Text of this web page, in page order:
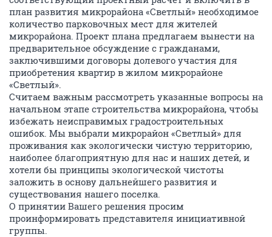
план развития микрорайона «Светлый» необходимое
количество парковочных мест для жителей
микрорайона. Проект плана предлагаем вынести на
предварительное обсуждение с гражданами,
заключившими договоры долевого участия для
приобретения квартир в жилом микрорайоне
«Светлый».
Считаем важным рассмотреть указанные вопросы на
начальном этапе строительства микрорайона, чтобы
избежать неисправимых градостроительных
ошибок. Мы выбрали микрорайон «Светлый» для
проживания как экологически чистую территорию,
наиболее благоприятную для нас и наших детей, и
хотели бы принципы экологической чистоты
заложить в основу дальнейшего развития и
существования нашего поселка.
О принятии Вашего решения просим
проинформировать представителя инициативной
группы.